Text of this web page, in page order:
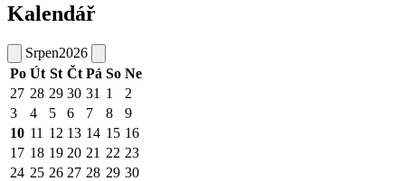
Kalendář
Srpen2026
Po Út St Čt Pá So Ne
27 28 29 30 31 1
2
3
4 5 6 7 8
9
10 11 12 13 14 15 16
17 18 19 20 21 22 23
24 25 26 27 28 29 30